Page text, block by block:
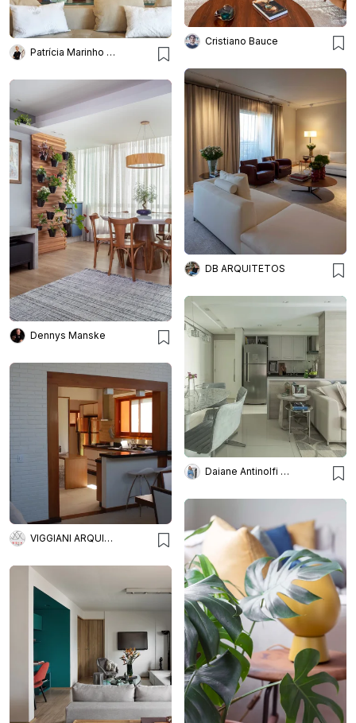
Cristiano Bauce
Patrícia Marinho Arquitetura
DB ARQUITETOS
Dennys Manske
Daiane Antinolfi Arquitetura e Interiores
VIGGIANI ARQUITETURA